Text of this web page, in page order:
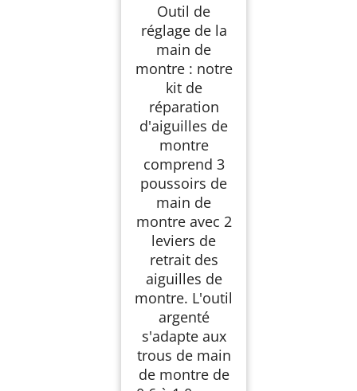
poussoirs à main avec
2 extracteurs de
mains, levier
d'horlogerie, outils de
réparation de
pointeur, kit de retrait
de goupille de réglage
Outil de
réglage de la
main de
montre : notre
kit de
réparation
d'aiguilles de
montre
comprend 3
poussoirs de
main de
montre avec 2
leviers de
retrait des
aiguilles de
montre. L'outil
argenté
s'adapte aux
trous de main
de montre de